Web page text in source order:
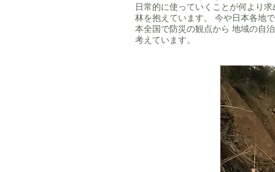
日常的に使っていくことが何より
林を抱えています。 今や日本各地
本全国で防災の観点から 地域の自
考えています。